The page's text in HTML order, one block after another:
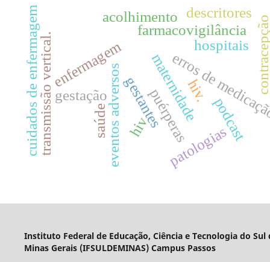
gestantespuérperas
maternidade
erros de
hospitais
farmacovigilância
eventos adversos
enfermagem
hiv
gestação
transmissão vertical.
cuidados de enfermagem acolhimento
hiv.
saúde podcast
descritores
patologias
Instituto Federal de Educação, Ciência e Tecnologia do Sul
Minas Gerais (IFSULDEMINAS) Campus Passos